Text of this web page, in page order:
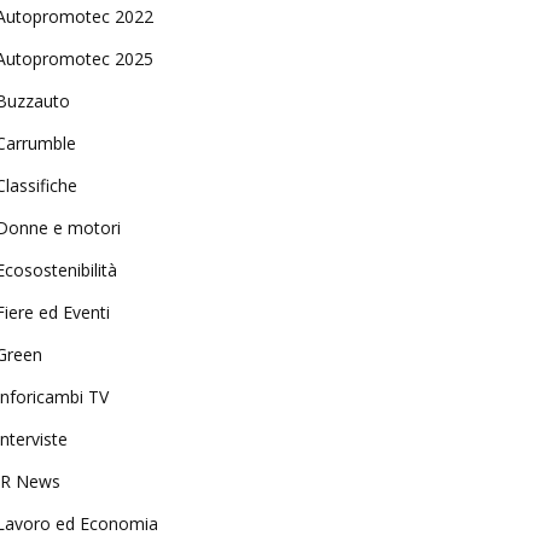
2022
2025
e motori
ed Eventi
TV
News
ed Economia